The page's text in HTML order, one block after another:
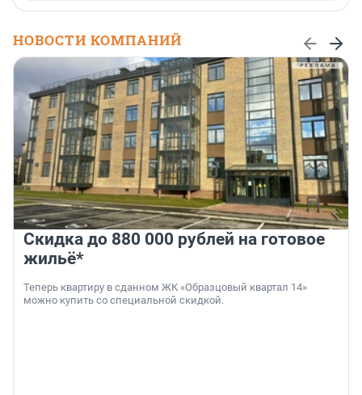
НОВОСТИ КОМПАНИЙ
Скидка до 880 000 рублей на готовое
жильё*
Теперь квартиру в сданном ЖК «Образцовый квартал 14»
можно купить со специальной скидкой.